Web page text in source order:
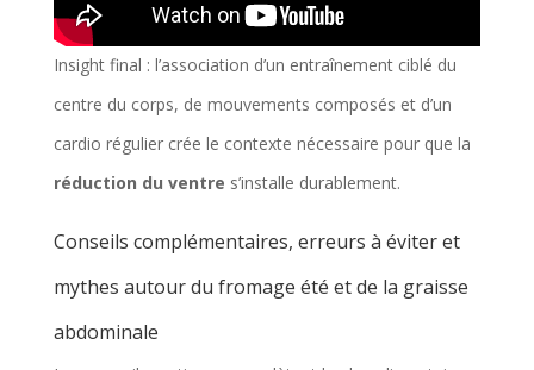
Insight final : l’association d’un entraînement ciblé du
centre du corps, de mouvements composés et d’un
cardio régulier crée le contexte nécessaire pour que la
réduction du ventre s’installe durablement.
Conseils complémentaires, erreurs à éviter et
mythes autour du fromage été et de la graisse
abdominale